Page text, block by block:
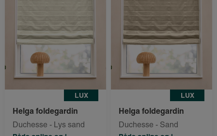
LUX
Helga foldegardin
Duchesse - Lys sand
LUX
Helga foldegardin
Duchesse - Sand